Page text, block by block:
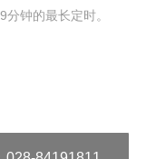
钟的最长定时。